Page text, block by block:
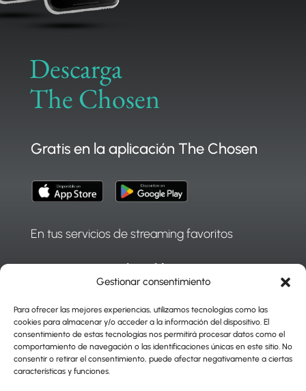
Gestionar consentimiento
Para ofrecer las mejores experiencias, utilizamos tecnologías como las
cookies para almacenar y/o acceder a la información del dispositivo. El
consentimiento de estas tecnologías nos permitirá procesar datos como el
comportamiento de navegación o las identificaciones únicas en este sitio. No
consentir o retirar el consentimiento, puede afectar negativamente a ciertas
características y funciones.
Descarga
The Chosen
Gratis en la aplicación The Chosen
En tus servicios de streaming favoritos